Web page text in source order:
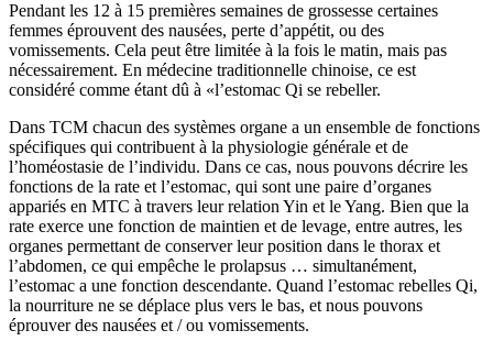
Pendant les 12 à 15 premières semaines de grossesse certaines
femmes éprouvent des nausées, perte d’appétit, ou des
vomissements. Cela peut être limitée à la fois le matin, mais pas
nécessairement. En médecine traditionnelle chinoise, ce est
considéré comme étant dû à «l’estomac Qi se rebeller.
Dans TCM chacun des systèmes organe a un ensemble de fonctions
spécifiques qui contribuent à la physiologie générale et de
l’homéostasie de l’individu. Dans ce cas, nous pouvons décrire les
fonctions de la rate et l’estomac, qui sont une paire d’organes
appariés en MTC à travers leur relation Yin et le Yang. Bien que la
rate exerce une fonction de maintien et de levage, entre autres, les
organes permettant de conserver leur position dans le thorax et
l’abdomen, ce qui empêche le prolapsus … simultanément,
l’estomac a une fonction descendante. Quand l’estomac rebelles Qi,
la nourriture ne se déplace plus vers le bas, et nous pouvons
éprouver des nausées et / ou vomissements.